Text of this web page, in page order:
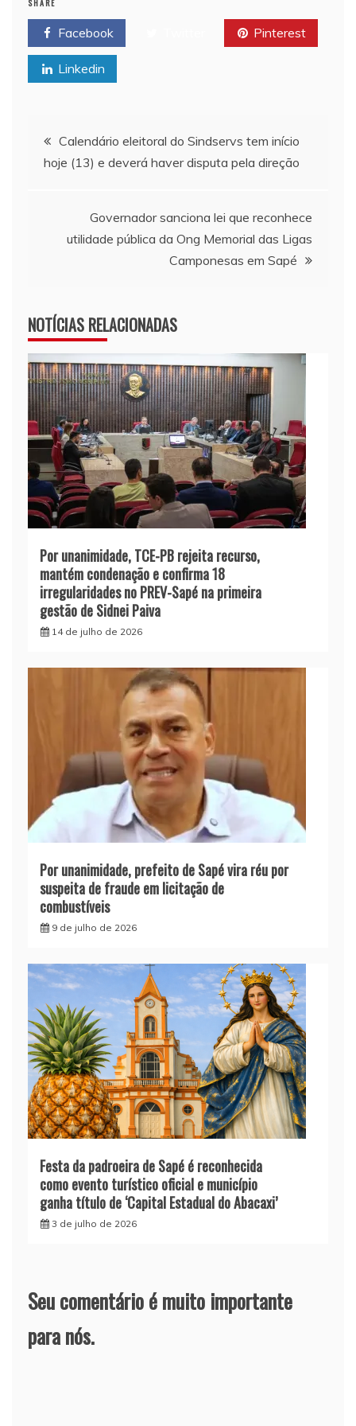
SHARE
Facebook Pinterest
Linkedin
Navegação de Post
Calendário eleitoral do Sindservs tem início
hoje (13) e deverá haver disputa pela direção
Governador sanciona lei que reconhece
utilidade pública da Ong Memorial das Ligas
Camponesas em Sapé
NOTÍCIAS RELACIONADAS
Por unanimidade, TCE-PB rejeita recurso,
mantém condenação e confirma 18
irregularidades no PREV-Sapé na primeira
gestão de Sidnei Paiva
14 de julho de 2026
Por unanimidade, prefeito de Sapé vira réu por
suspeita de fraude em licitação de
combustíveis
9 de julho de 2026
Festa da padroeira de Sapé é reconhecida
como evento turístico oficial e município
ganha título de ‘Capital Estadual do Abacaxi’
3 de julho de 2026
Seu comentário é muito importante
para nós.